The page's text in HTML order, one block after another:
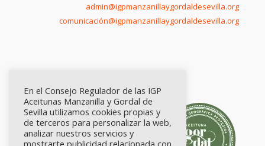
admin@igpmanzanillaygordaldesevilla.org
comunicación@igpmanzanillaygordaldesevilla.org
En el Consejo Regulador de las IGP
Aceitunas Manzanilla y Gordal de
Sevilla utilizamos cookies propias y
de terceros para personalizar la web,
analizar nuestros servicios y
mostrarte publicidad relacionada con